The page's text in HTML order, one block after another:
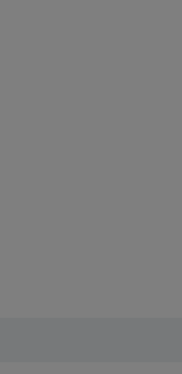
Active wit toevoegen aan je